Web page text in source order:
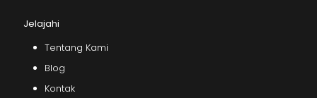
Jelajahi
Tentang Kami
Blog
Kontak